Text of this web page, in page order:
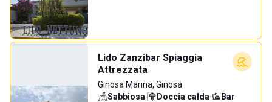
Lido Zanzibar Spiaggia
Attrezzata
Ginosa Marina, Ginosa
Sabbiosa· Doccia calda· Bar·